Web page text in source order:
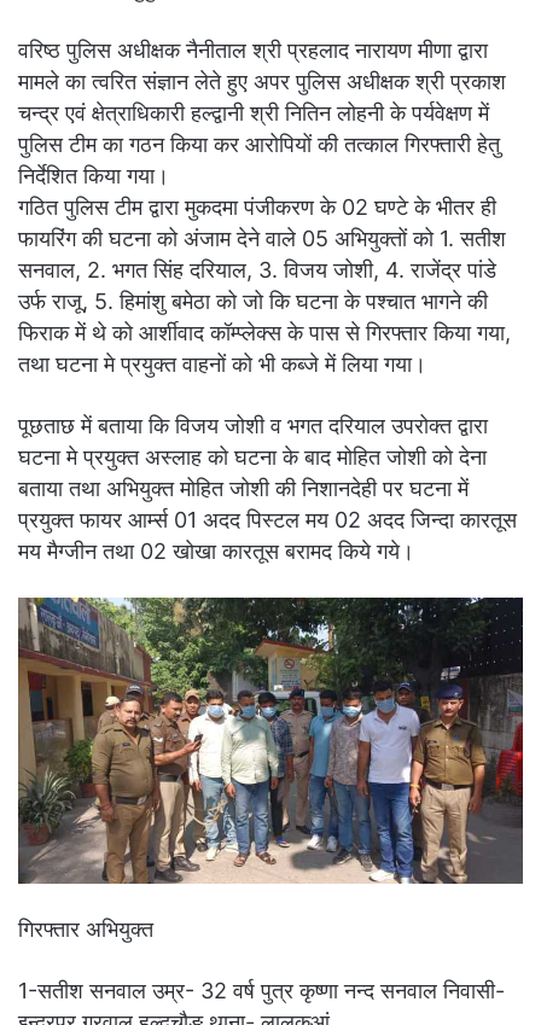
वरिष्ठ पुलिस अधीक्षक नैनीताल श्री प्रहलाद नारायण मीणा द्वारा
मामले का त्वरित संज्ञान लेते हुए अपर पुलिस अधीक्षक श्री प्रकाश
चन्द्र एवं क्षेत्राधिकारी हल्द्वानी श्री नितिन लोहनी के पर्यवेक्षण में
पुलिस टीम का गठन किया कर आरोपियों की तत्काल गिरफ्तारी हेतु
निर्देशित किया गया।
गठित पुलिस टीम द्वारा मुकदमा पंजीकरण के 02 घण्टे के भीतर ही
फायरिंग की घटना को अंजाम देने वाले 05 अभियुक्तों को 1. सतीश
सनवाल, 2. भगत सिंह दरियाल, 3. विजय जोशी, 4. राजेंद्र पांडे
उर्फ राजू, 5. हिमांशु बमेठा को जो कि घटना के पश्चात भागने की
फिराक में थे को आर्शीवाद कॉम्प्लेक्स के पास से गिरफ्तार किया गया,
तथा घटना मे प्रयुक्त वाहनों को भी कब्जे में लिया गया।
पूछताछ में बताया कि विजय जोशी व भगत दरियाल उपरोक्त द्वारा
घटना मे प्रयुक्त अस्लाह को घटना के बाद मोहित जोशी को देना
बताया तथा अभियुक्त मोहित जोशी की निशानदेही पर घटना में
प्रयुक्त फायर आर्म्स 01 अदद पिस्टल मय 02 अदद जिन्दा कारतूस
मय मैग्जीन तथा 02 खोखा कारतूस बरामद किये गये।
गिरफ्तार अभियुक्त
1-सतीश सनवाल उम्र- 32 वर्ष पुत्र कृष्णा नन्द सनवाल निवासी-